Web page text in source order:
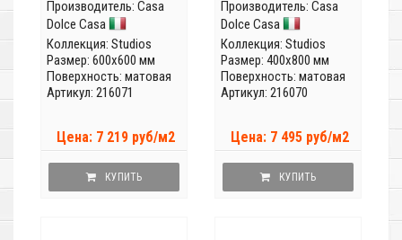
Производитель: Casa
Dolce Casa
Коллекция: Studios
Размер: 600x600 мм
Поверхность: матовая
Артикул: 216071
Цена: 7 219 руб/м2
КУПИТЬ
Производитель: Casa
Dolce Casa
Коллекция: Studios
Размер: 400x800 мм
Поверхность: матовая
Артикул: 216070
Цена: 7 495 руб/м2
КУПИТЬ